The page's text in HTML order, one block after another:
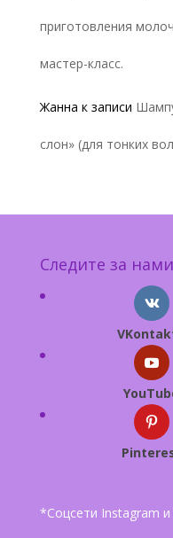
приготовления
мастер-класс.
Жанна к записи
слон» (для тонких
Следите за
*Соцсети Instagram